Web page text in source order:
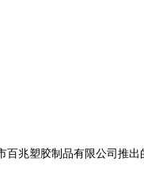
百兆塑胶制品有限公司推出